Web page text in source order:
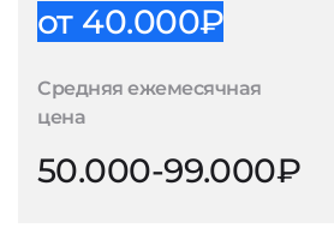
от 40.000₽
Средняя ежемесячная
цена
50.000-99.000₽